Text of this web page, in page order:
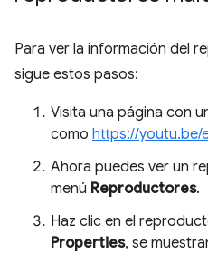
Para ver la información del
sigue estos pasos:
Visita una página con
como https://youtu.be/
Ahora puedes ver un
menú Reproductores.
Haz clic en el
Properties, se